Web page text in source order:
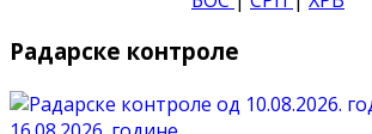
Радарске контроле